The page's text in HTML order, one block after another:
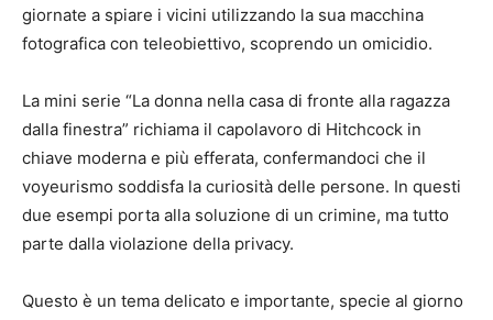
giornate a spiare i vicini utilizzando la sua macchina
fotografica con teleobiettivo, scoprendo un omicidio.
La mini serie “La donna nella casa di fronte alla ragazza
dalla finestra” richiama il capolavoro di Hitchcock in
chiave moderna e più efferata, confermandoci che il
voyeurismo soddisfa la curiosità delle persone. In questi
due esempi porta alla soluzione di un crimine, ma tutto
parte dalla violazione della privacy.
Questo è un tema delicato e importante, specie al giorno